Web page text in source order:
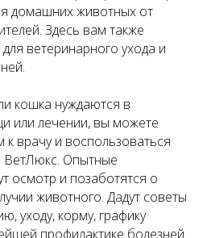
домашних животных от
Здесь вам также
ветеринарного ухода и
кошка нуждаются в
или лечении, вы можете
к врачу и воспользоваться
ВетЛюкс. Опытные
осмотр и позаботятся о
животного. Дадут советы
уходу, корму, графику
профилактике болезней.